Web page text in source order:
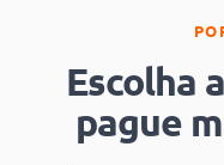
Escolha
pague